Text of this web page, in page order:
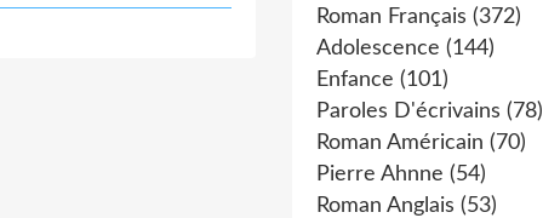
Roman Français (372)
Adolescence (144)
Enfance (101)
Paroles D'écrivains (78)
Roman Américain (70)
Pierre Ahnne (54)
Roman Anglais (53)